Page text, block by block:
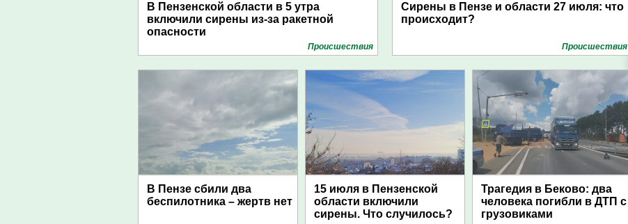
В Пензенской области в 5 утра
включили сирены из-за ракетной
опасности
Проиcшествия
Сирены в Пензе и области 27 июля: что
происходит?
Проиcшествия
В Пензе сбили два
беспилотника – жертв нет
15 июля в Пензенской
области включили
сирены. Что случилось?
Трагедия в Беково: два
человека погибли в ДТП с
грузовиками